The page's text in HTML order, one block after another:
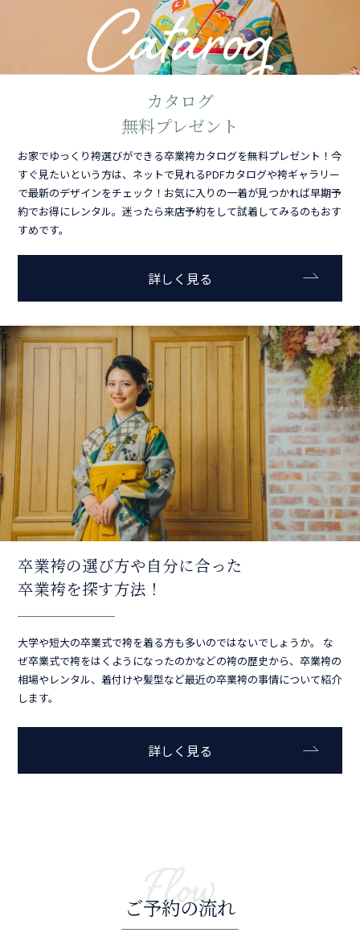
Catarog
カタログ
無料プレゼント
お家でゆっくり袴選びができる卒業袴カタログを無料プレゼント！今
すぐ見たいという方は、ネットで見れるPDFカタログや袴ギャラリー
で最新のデザインをチェック！お気に入りの一着が見つかれば早期予
約でお得にレンタル。迷ったら来店予約をして試着してみるのもおす
すめです。
詳しく見る
卒業袴の選び方や自分に合った
卒業袴を探す方法！
大学や短大の卒業式で袴を着る方も多いのではないでしょうか。 な
ぜ卒業式で袴をはくようになったのかなどの袴の歴史から、卒業袴の
相場やレンタル、着付けや髪型など最近の卒業袴の事情について紹介
します。
詳しく見る
Flow
ご予約の流れ